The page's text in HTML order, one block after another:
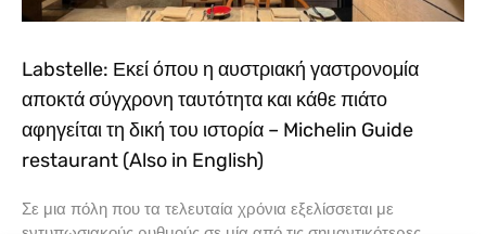
Labstelle: Εκεί όπου η αυστριακή γαστρονομία
αποκτά σύγχρονη ταυτότητα και κάθε πιάτο
αφηγείται τη δική του ιστορία – Michelin Guide
restaurant (Also in English)
Σε μια πόλη που τα τελευταία χρόνια εξελίσσεται με